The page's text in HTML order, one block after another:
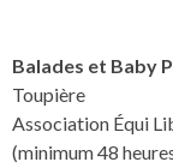
Balades et Baby
Toupière
Association Équi
(minimum 48